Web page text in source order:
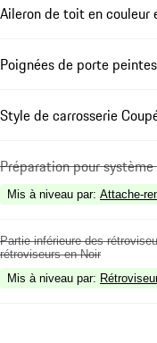
Aileron de toit en couleur
Poignées de porte
Style de carrosserie
Préparation pour
Mis à niveau par: Attache-
Partie inférieure des
rétroviseurs en Noir
Mis à niveau par: